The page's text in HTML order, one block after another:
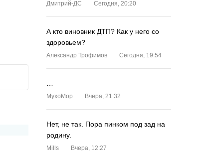
Дмитрий-ДС Сегодня, 20:20
А кто виновник ДТП? Как у него со
здоровьем?
Александр Трофимов Сегодня, 19:54
MyxoMop Вчера, 21:32
Нет, не так. Пора пинком под зад на
родину.
Mills Вчера, 12:27